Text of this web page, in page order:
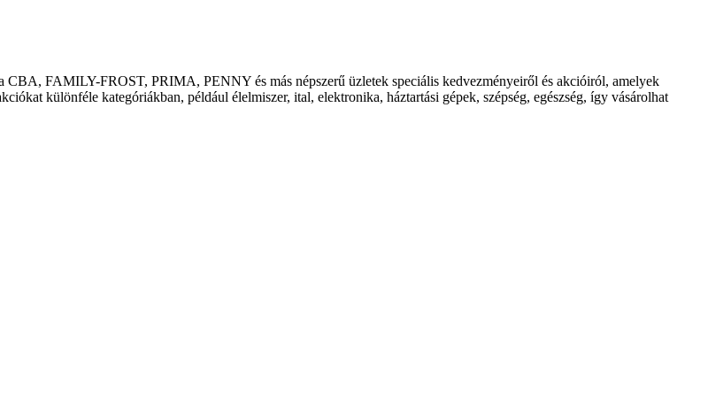
FAMILY-FROST, PRIMA, PENNY és más népszerű üzletek speciális kedvezményeiről és akcióiról, amelyek
különféle kategóriákban, például élelmiszer, ital, elektronika, háztartási gépek, szépség, egészség, így vásárolhat